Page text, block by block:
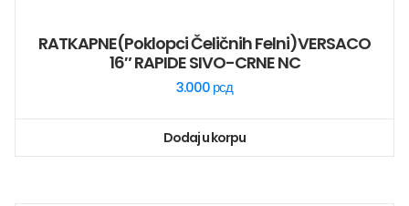
RATKAPNE(poklopci Čeličnih Felni)VERSACO
16″ RAPIDE SIVO-CRNE NC
3.000 рсд
Dodaj u korpu